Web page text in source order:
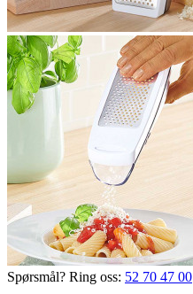
Spørsmål? Ring oss: 52 70 47 00